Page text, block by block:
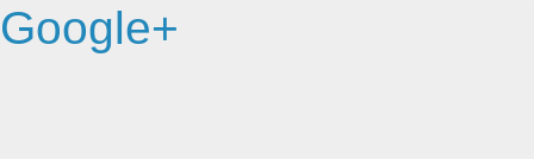
Google+